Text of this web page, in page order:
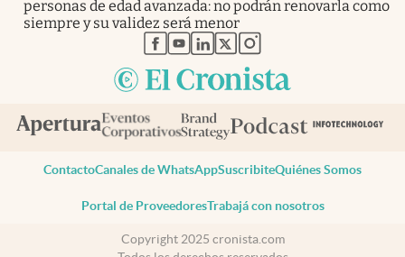
personas de edad avanzada: no podrán renovarla como
siempre y su validez será menor
abre en nueva pestaña
abre en nueva pestaña
abre en nueva pestaña
abre en nueva pestaña
abre en nueva pestaña
ContactoCanales de WhatsAppSuscribiteQuiénes Somos
Portal de ProveedoresTrabajá con nosotros
Copyright 2025 cronista.com